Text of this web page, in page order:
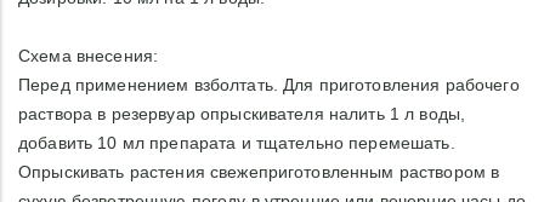
Схема внесения:
Перед применением взболтать. Для приготовления рабочего
раствора в резервуар опрыскивателя налить 1 л воды,
добавить 10 мл препарата и тщательно перемешать.
Опрыскивать растения свежеприготовленным раствором в